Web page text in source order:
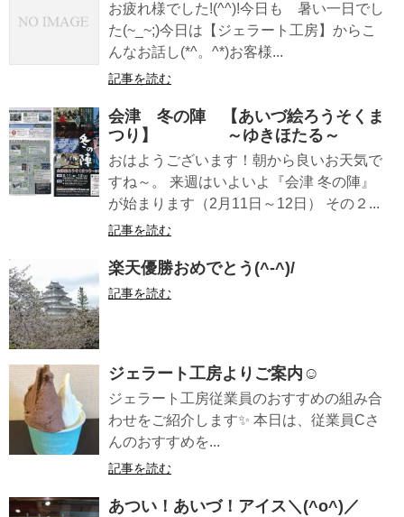
お疲れ様でした!(^^)!今日も 暑い一日でし
た(~_~;)今日は【ジェラート工房】からこ
んなお話し(*^。^*)お客様...
記事を読む
会津 冬の陣 【あいづ絵ろうそくま
つり】 ～ゆきほたる～
おはようございます！朝から良いお天気で
すね～。 来週はいよいよ『会津 冬の陣』
が始まります（2月11日～12日） その２...
記事を読む
楽天優勝おめでとう(^-^)/
記事を読む
ジェラート工房よりご案内☺
ジェラート工房従業員のおすすめの組み合
わせをご紹介します✨ 本日は、従業員Cさ
んのおすすめを...
記事を読む
あつい！あいづ！アイス＼(^o^)／